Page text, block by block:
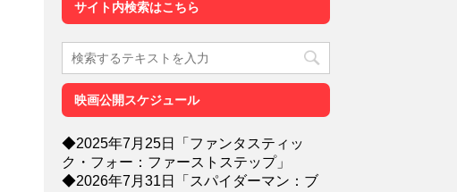
サイト内検索はこちら
映画公開スケジュール
◆2025年7月25日「ファンタスティッ
ク・フォー：ファーストステップ」
◆2026年7月31日「スパイダーマン：ブ